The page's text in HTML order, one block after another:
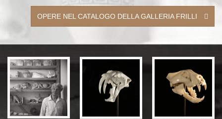
OPERE NEL CATALOGO DELLA GALLERIA FRILLI